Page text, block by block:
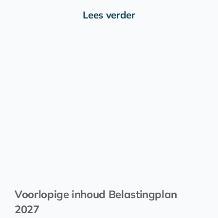
Lees verder
Voorlopige inhoud Belastingplan
2027